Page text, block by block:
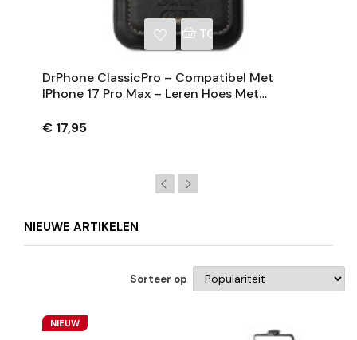
TOEVOEGEN AAN
DrPhone ClassicPro – Compatibel Met
IPhone 17 Pro Max – Leren Hoes Met
MagSafe
€ 17,95
NIEUWE ARTIKELEN
Sorteer op
NIEUW